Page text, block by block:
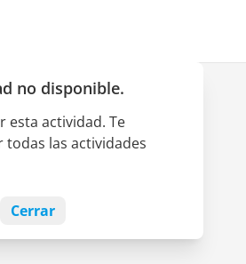
no disponible.
esta actividad. Te
todas las actividades
Cerrar